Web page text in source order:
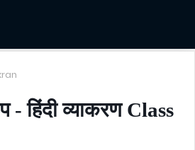
हिंदी व्याकरण Class